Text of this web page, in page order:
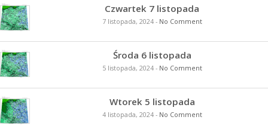
Czwartek 7 listopada
7 listopada, 2024- No Comment
Środa 6 listopada
5 listopada, 2024- No Comment
Wtorek 5 listopada
4 listopada, 2024- No Comment